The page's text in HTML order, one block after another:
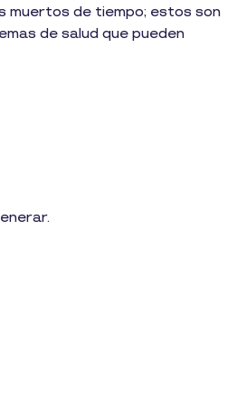
muertos de tiempo; estos son
de salud que pueden